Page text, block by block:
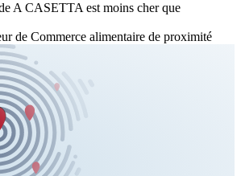
A CASETTA est moins cher que
de Commerce alimentaire de proximité